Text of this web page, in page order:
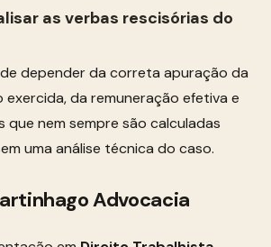
as verbas rescisórias do
depender da correta apuração da
exercida, da remuneração efetiva e
que nem sempre são calculadas
uma análise técnica do caso.
Advocacia